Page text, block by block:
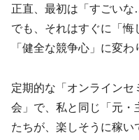
正直、最初は「すごいな
でも、それはすぐに「悔
「健全な競争心」に変わ
定期的な「オンラインセ
会」で、私と同じ「元・
たちが、楽しそうに稼い